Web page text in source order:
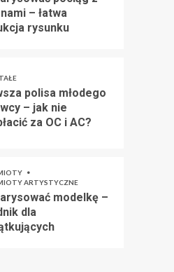
– łatwa
rysunku
polisa młodego
– jak nie
za OC i AC?
ARTYSTYCZNE
modelkę –
dla